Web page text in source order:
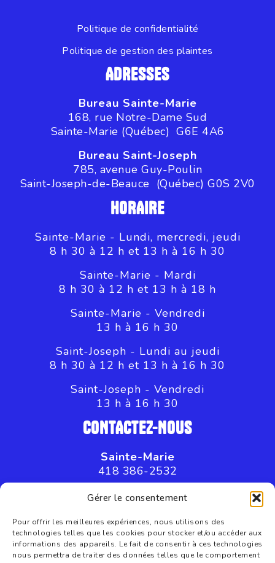
Gérer le consentement
Pour offrir les meilleures expériences, nous utilisons des
technologies telles que les cookies pour stocker et/ou accéder aux
informations des appareils. Le fait de consentir à ces technologies
nous permettra de traiter des données telles que le comportement
Politique de confidentialité
Politique de gestion des plaintes
ADRESSES
Bureau Sainte-Marie
168, rue Notre-Dame Sud
Sainte-Marie (Québec) G6E 4A6
Bureau Saint-Joseph
785, avenue Guy-Poulin
Saint-Joseph-de-Beauce (Québec) G0S 2V0
HORAIRE
Sainte-Marie - Lundi, mercredi, jeudi
8 h 30 à 12 h et 13 h à 16 h 30
Sainte-Marie - Mardi
8 h 30 à 12 h et 13 h à 18 h
Sainte-Marie - Vendredi
13 h à 16 h 30
Saint-Joseph - Lundi au jeudi
8 h 30 à 12 h et 13 h à 16 h 30
Saint-Joseph - Vendredi
13 h à 16 h 30
CONTACTEZ-NOUS
Sainte-Marie
418 386-2532
Saint-Joseph